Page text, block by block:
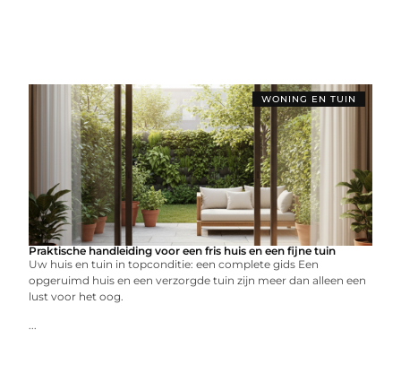
WONING EN TUIN
Praktische handleiding voor een fris huis en een fijne tuin
Uw huis en tuin in topconditie: een complete gids Een
opgeruimd huis en een verzorgde tuin zijn meer dan alleen een
lust voor het oog.
...